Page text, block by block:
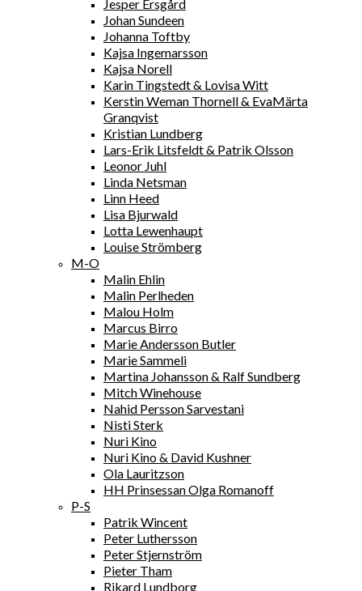
Jesper Ersgård
Johan Sundeen
Johanna Toftby
Kajsa Ingemarsson
Kajsa Norell
Karin Tingstedt & Lovisa Witt
Kerstin Weman Thornell & EvaMärta
Granqvist
Kristian Lundberg
Lars-Erik Litsfeldt & Patrik Olsson
Leonor Juhl
Linda Netsman
Linn Heed
Lisa Bjurwald
Lotta Lewenhaupt
Louise Strömberg
M-O
Malin Ehlin
Malin Perlheden
Malou Holm
Marcus Birro
Marie Andersson Butler
Marie Sammeli
Martina Johansson & Ralf Sundberg
Mitch Winehouse
Nahid Persson Sarvestani
Nisti Sterk
Nuri Kino
Nuri Kino & David Kushner
Ola Lauritzson
HH Prinsessan Olga Romanoff
P-S
Patrik Wincent
Peter Luthersson
Peter Stjernström
Pieter Tham
Rikard Lundborg